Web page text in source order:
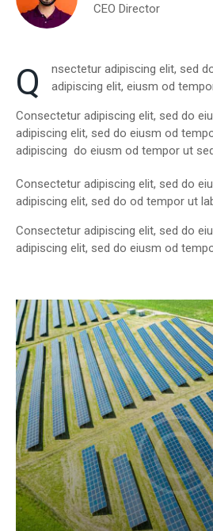
CEO Director
Q
nsectetur adipiscing elit, sed
adipiscing elit, eiusm od
Consectetur adipiscing elit, sed do
adipiscing elit, sed do eiusm od
adipiscing do eiusm od tempor ut
Consectetur adipiscing elit, sed do
adipiscing elit, sed do od tempor ut
Consectetur adipiscing elit, sed do
adipiscing elit, sed do eiusm od